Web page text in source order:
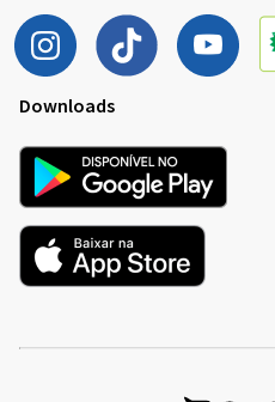
Downloads